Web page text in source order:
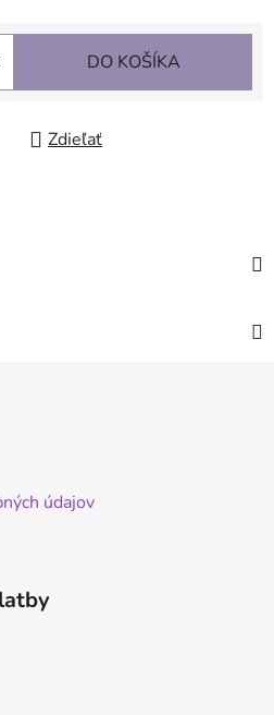
DO KOŠÍKA
Zdieľať
údajov